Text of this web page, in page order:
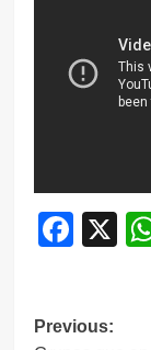
X
Previous: